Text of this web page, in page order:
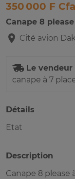
350 000 F Cfa
Canape 8
Cité avion
Le
canape à 7
Détails
Etat
Description
Canape 8 please